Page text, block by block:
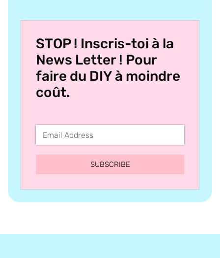
STOP ! Inscris-toi à la
News Letter ! Pour
faire du DIY à moindre
coût.
SUBSCRIBE